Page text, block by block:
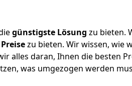
günstigste Lösung zu bieten.
zu bieten. Wir wissen, wie
alles daran, Ihnen die besten
was umgezogen werden